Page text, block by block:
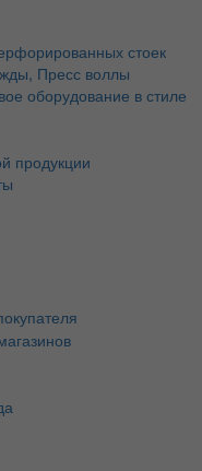
стоек
Пресс воллы
оборудование в стиле
продукции